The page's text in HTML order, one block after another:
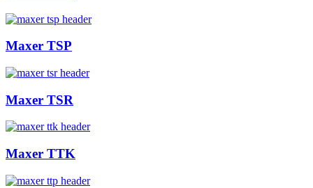
Maxer TSP
Maxer TSR
Maxer TTK